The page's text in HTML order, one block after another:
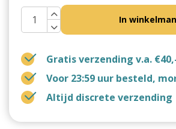
In
Gratis verzending v.a.
Voor 23:59 uur besteld,
Altijd discrete verzending